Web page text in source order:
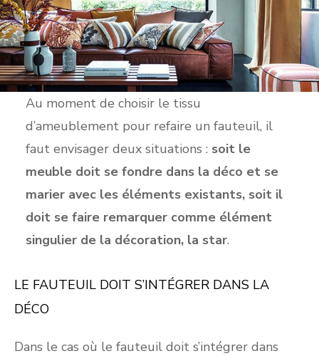
Au moment de choisir le tissu
d’ameublement pour refaire un fauteuil, il
faut envisager deux situations : soit le
meuble doit se fondre dans la déco et se
marier avec les éléments existants, soit il
doit se faire remarquer comme élément
singulier de la décoration, la star.
LE FAUTEUIL DOIT S’INTÉGRER DANS LA
DÉCO
Dans le cas où le fauteuil doit s’intégrer dans